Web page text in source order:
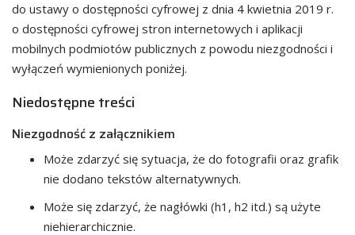
do ustawy o dostępności cyfrowej z dnia 4 kwietnia 2019 r.
o dostępności cyfrowej stron internetowych i aplikacji
mobilnych podmiotów publicznych z powodu niezgodności i
wyłączeń wymienionych poniżej.
Niedostępne treści
Niezgodność z załącznikiem
Może zdarzyć się sytuacja, że do fotografii oraz grafik
nie dodano tekstów alternatywnych.
Może się zdarzyć, że nagłówki (h1, h2 itd.) są użyte
niehierarchicznie.